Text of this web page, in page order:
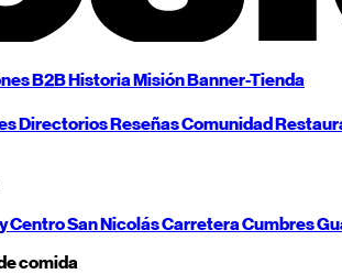
B2BHistoriaMisiónBanner-Tienda
DirectoriosReseñasComunidad
CentroSan NicolásCarreteraCumbres
comida